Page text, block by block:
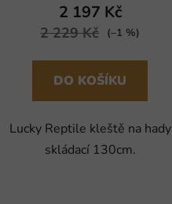
2 197 Kč
2 229 Kč (–1 %)
DO KOŠÍKU
Lucky Reptile kleště na hady
skládací 130cm.